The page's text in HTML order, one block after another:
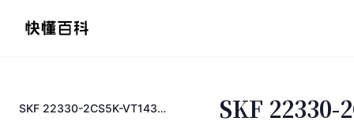
SKF 22330-2CS5K-VT143轴承
SKF 22330-